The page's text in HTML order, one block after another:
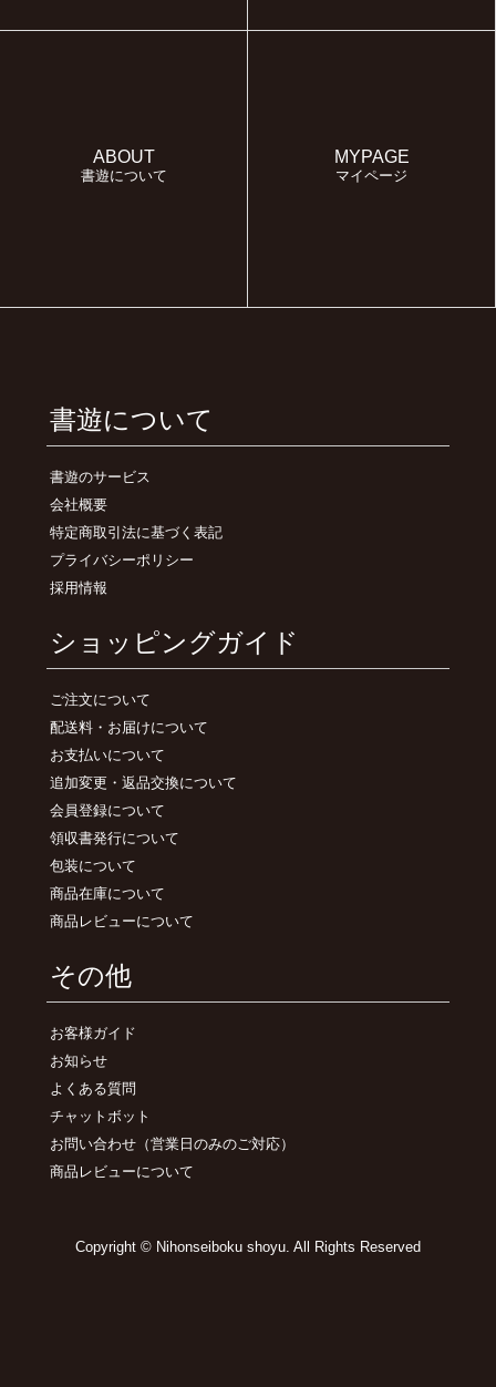
ABOUT
書遊について
MYPAGE
マイページ
書遊について
書遊のサービス
会社概要
特定商取引法に基づく表記
プライバシーポリシー
採用情報
ショッピングガイド
ご注文について
配送料・お届けについて
お支払いについて
追加変更・返品交換について
会員登録について
領収書発行について
包装について
商品在庫について
商品レビューについて
その他
お客様ガイド
お知らせ
よくある質問
チャットボット
お問い合わせ （営業日のみのご対応）
商品レビューについて
Copyright © Nihonseiboku shoyu. All Rights Reserved